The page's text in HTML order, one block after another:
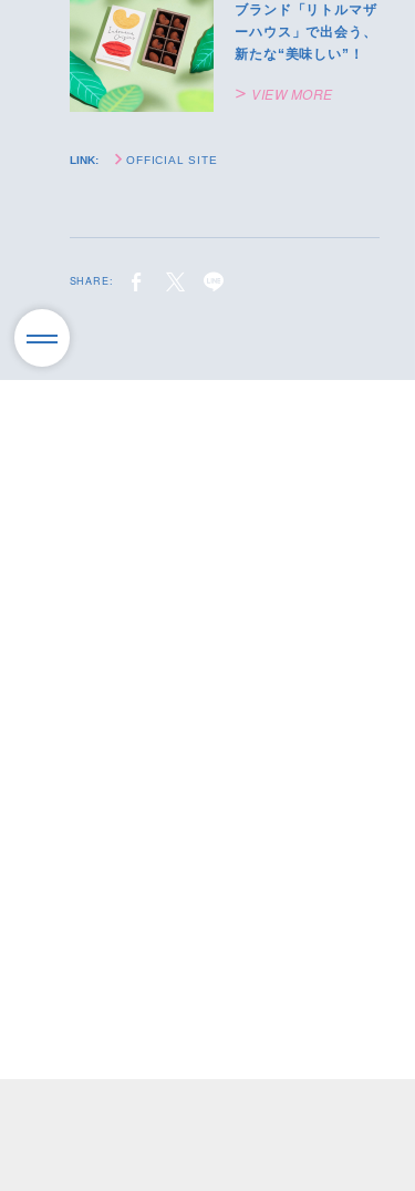
ブランド「リトルマザ
ーハウス」で出会う、
新たな“美味しい”！
VIEW MORE
LINK: OFFICIAL SITE
SHARE: